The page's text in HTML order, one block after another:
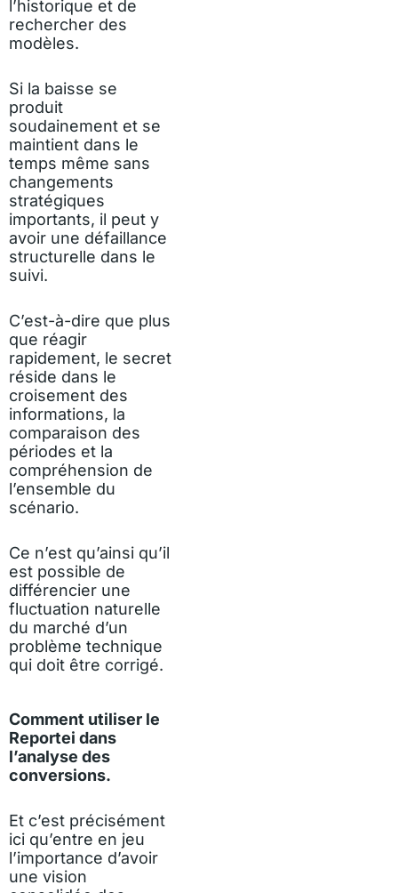
l’historique et de
rechercher des
modèles.
Si la baisse se
produit
soudainement et se
maintient dans le
temps même sans
changements
stratégiques
importants, il peut y
avoir une défaillance
structurelle dans le
suivi.
C’est-à-dire que plus
que réagir
rapidement, le secret
réside dans le
croisement des
informations, la
comparaison des
périodes et la
compréhension de
l’ensemble du
scénario.
Ce n’est qu’ainsi qu’il
est possible de
différencier une
fluctuation naturelle
du marché d’un
problème technique
qui doit être corrigé.
Comment utiliser le
Reportei dans
l’analyse des
conversions.
Et c’est précisément
ici qu’entre en jeu
l’importance d’avoir
une vision